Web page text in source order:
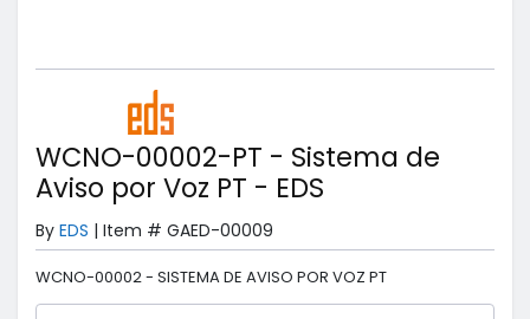
WCNO-00002-PT - Sistema de
Aviso por Voz PT - EDS
By EDS | Item # GAED-00009
WCNO-00002 - SISTEMA DE AVISO POR VOZ PT